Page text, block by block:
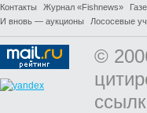
Контакты Журнал «Fishnews»
И вновь — аукционы
Лососевые
©